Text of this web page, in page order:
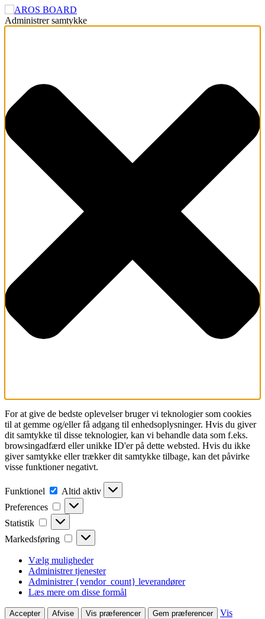
Administrer samtykke
For at give de bedste oplevelser bruger vi teknologier som cookies
til at gemme og/eller få adgang til enhedsoplysninger. Hvis du giver
dit samtykke til disse teknologier, kan vi behandle data som f.eks.
browsingadfærd eller unikke ID'er på dette websted. Hvis du ikke
giver samtykke eller trækker dit samtykke tilbage, kan det påvirke
visse funktioner negativt.
Funktionel Funktionel
Altid aktiv
Preferences
Preferences
Statistik Statistik
Markedsføring Markedsføring
Vælg muligheder
Administrer tjenester
Administrer {vendor_count} leverandører
Læs mere om disse formål
Accepter Afvise Vis præferencer Gem præferencer
Vis